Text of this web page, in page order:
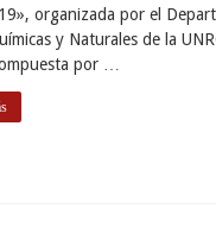
organizada por el
y Naturales de la
por …